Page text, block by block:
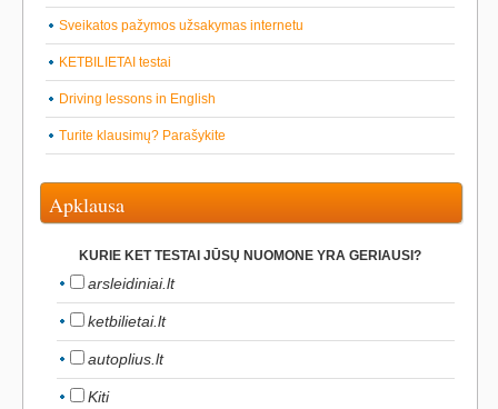
Sveikatos pažymos užsakymas internetu
KETBILIETAI testai
Driving lessons in English
Turite klausimų? Parašykite
Apklausa
KURIE KET TESTAI JŪSŲ NUOMONE YRA GERIAUSI?
arsleidiniai.lt
ketbilietai.lt
autoplius.lt
Kiti